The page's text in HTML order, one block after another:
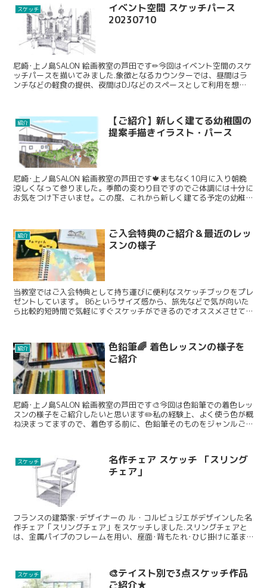
スケッチ
イベント空間 スケッチパース
20230710
尼崎･上ノ島SALON 絵画教室の芦田です✏今回はイベント空間のスケ
ッチパースを描いてみました.象徴となるカウンターでは、昼間はラ
ンチなどの軽食の提供、夜間はDJなどのスペースとして利用を想定
紹介
【ご紹介】新しく建てる幼稚園の
提案手描きイラスト・パース
尼崎･上ノ島SALON 絵画教室の芦田です🍁まもなく10月に入り朝晩
涼しくなって参りました。季節の変わり目ですのでご体調には十分に
お気をつけ下さいませ。この度、これから新しく建てる予定の幼稚園
紹介
ご入会特典のご紹介＆最近のレッ
スンの様子
当教室ではご入会特典として持ち運びに便利なスケッチブックをプレ
ゼントしています。 B6というサイズ感から、旅先などで気が向いた
ら比較的短時間で気軽にすぐスケッチができるのでオススメさせてい
紹介
色鉛筆🌈 着色レッスンの様子を
ご紹介
尼崎･上ノ島SALON 絵画教室の芦田です🎨今回は色鉛筆での着色レッ
スンの様子をご紹介したいと思います✏️私の経験上、よく使う色が概
ね決まってますので、着色する前に、色鉛筆そのものをジャンルごと
スケッチ
名作チェア スケッチ 「スリング
チェア」
フランスの建築家･デザイナーの ル・コルビュジエがデザインした名
作チェア「スリングチェア」をスケッチしました.スリングチェアと
は、金属パイプのフレームを用い、座面･背もたれ･ひじ掛けに革ま
スケッチ
🎨テイスト別で3点スケッチ作品
ご紹介★